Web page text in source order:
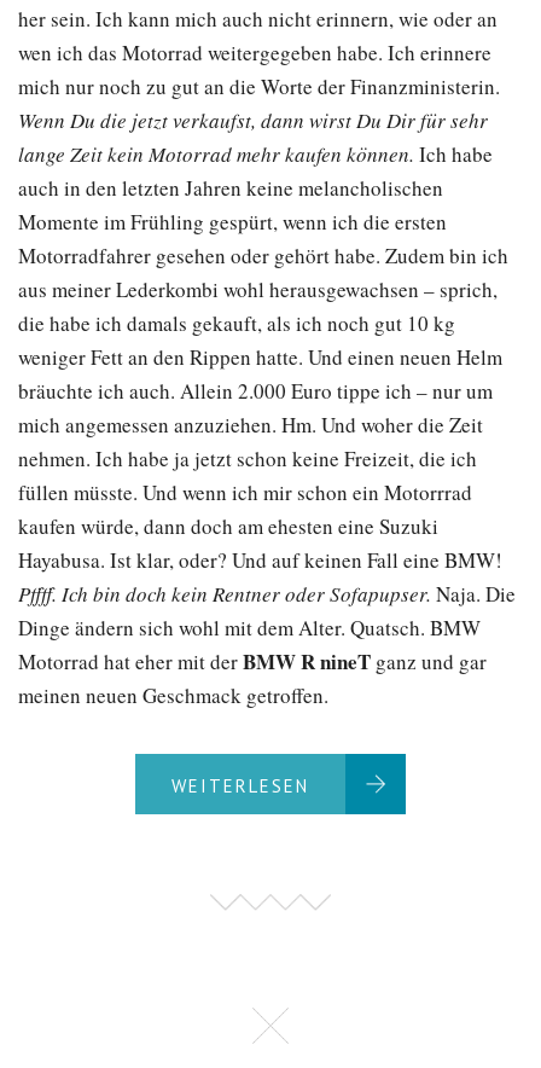
her sein. Ich kann mich auch nicht erinnern, wie oder an
wen ich das Motorrad weitergegeben habe. Ich erinnere
mich nur noch zu gut an die Worte der Finanzministerin.
Wenn Du die jetzt verkaufst, dann wirst Du Dir für sehr
lange Zeit kein Motorrad mehr kaufen können. Ich habe
auch in den letzten Jahren keine melancholischen
Momente im Frühling gespürt, wenn ich die ersten
Motorradfahrer gesehen oder gehört habe. Zudem bin ich
aus meiner Lederkombi wohl herausgewachsen – sprich,
die habe ich damals gekauft, als ich noch gut 10 kg
weniger Fett an den Rippen hatte. Und einen neuen Helm
bräuchte ich auch. Allein 2.000 Euro tippe ich – nur um
mich angemessen anzuziehen. Hm. Und woher die Zeit
nehmen. Ich habe ja jetzt schon keine Freizeit, die ich
füllen müsste. Und wenn ich mir schon ein Motorrrad
kaufen würde, dann doch am ehesten eine Suzuki
Hayabusa. Ist klar, oder? Und auf keinen Fall eine BMW!
Pffff. Ich bin doch kein Rentner oder Sofapupser. Naja. Die
Dinge ändern sich wohl mit dem Alter. Quatsch. BMW
Motorrad hat eher mit derBMW R nineT ganz und gar
meinen neuen Geschmack getroffen.
WEITERLESEN